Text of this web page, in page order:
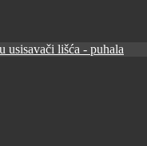
usisavači lišća - puhala